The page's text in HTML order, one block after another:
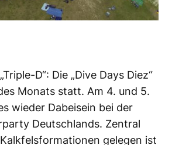
D“: Die „Dive Days Diez“
Monats statt. Am 4. und 5.
wieder Dabeisein bei der
Deutschlands. Zentral
gelegen ist